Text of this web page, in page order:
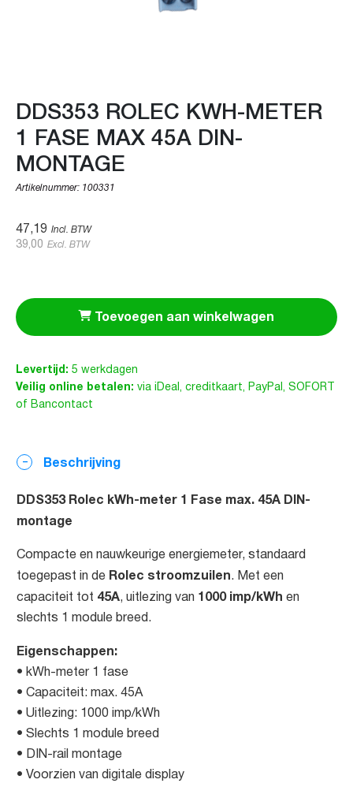
Beschrijving
DDS353 Rolec kWh-meter 1 Fase max. 45A DIN-
montage
Compacte en nauwkeurige energiemeter, standaard
toegepast in de Rolec stroomzuilen. Met een
capaciteit tot 45A, uitlezing van 1000 imp/kWh en
slechts 1 module breed.
Eigenschappen:
• kWh-meter 1 fase
• Capaciteit: max. 45A
• Uitlezing: 1000 imp/kWh
• Slechts 1 module breed
• DIN-rail montage
• Voorzien van digitale display
DDS353 ROLEC KWH-METER
1 FASE MAX 45A DIN-
MONTAGE
Artikelnummer: 100331
47,19 Incl. BTW
39,00 Excl. BTW
Toevoegen aan winkelwagen
Levertijd: 5 werkdagen
Veilig online betalen: via iDeal, creditkaart, PayPal, SOFORT
of Bancontact